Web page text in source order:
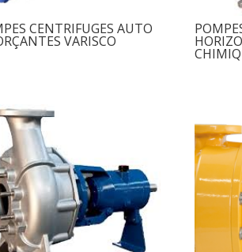
CENTRIFUGES AUTO
VARISCO